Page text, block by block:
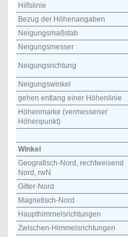
Hilfslinie
Bezug der Höhenangaben
Neigungsmaßstab
Neigungsmesser
Neigungsrichtung
Neigungswinkel
gehen entlang einer Höhenlinie
Höhenmarke (vermessener
Höhenpunkt)
Winkel
Geografisch-Nord, rechtweisend
Nord, rwN
Gitter-Nord
Magnetisch-Nord
Haupthimrnelsrichtungen
Zwischen-Himmelsrichtungen